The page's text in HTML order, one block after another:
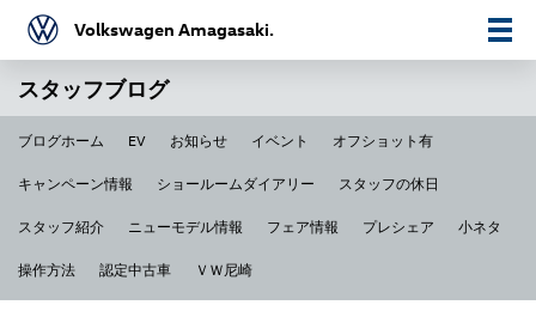
Volkswagen Amagasaki.
スタッフブログ
ブログホーム EV お知らせ イベント オフショット有
キャンペーン情報 ショールームダイアリー スタッフの休日
スタッフ紹介 ニューモデル情報 フェア情報 プレシェア 小ネタ
操作方法 認定中古車 ＶＷ尼崎